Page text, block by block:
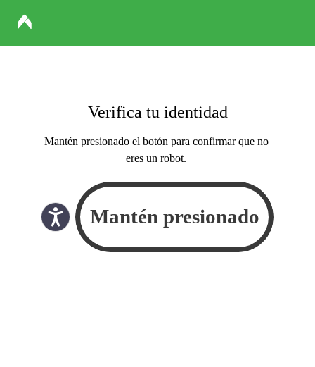
Verifica tu identidad
Mantén presionado el botón para confirmar que no
eres un robot.